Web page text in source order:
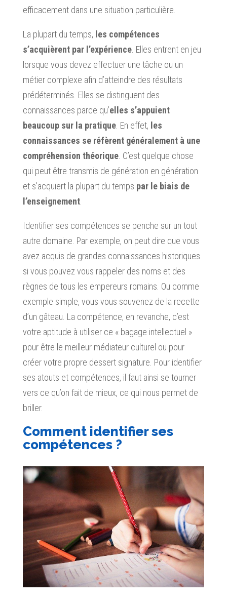
efficacement dans une situation particulière.
La plupart du temps, les compétences
s’acquièrent par l’expérience. Elles entrent en jeu
lorsque vous devez effectuer une tâche ou un
métier complexe afin d’atteindre des résultats
prédéterminés. Elles se distinguent des
connaissances parce qu’elles s’appuient
beaucoup sur la pratique. En effet, les
connaissances se réfèrent généralement à une
compréhension théorique. C’est quelque chose
qui peut être transmis de génération en génération
et s’acquiert la plupart du temps par le biais de
l’enseignement.
Identifier ses compétences se penche sur un tout
autre domaine. Par exemple, on peut dire que vous
avez acquis de grandes connaissances historiques
si vous pouvez vous rappeler des noms et des
règnes de tous les empereurs romains. Ou comme
exemple simple, vous vous souvenez de la recette
d’un gâteau. La compétence, en revanche, c’est
votre aptitude à utiliser ce « bagage intellectuel »
pour être le meilleur médiateur culturel ou pour
créer votre propre dessert signature. Pour identifier
ses atouts et compétences, il faut ainsi se tourner
vers ce qu’on fait de mieux, ce qui nous permet de
briller.
Comment identifier ses
compétences ?